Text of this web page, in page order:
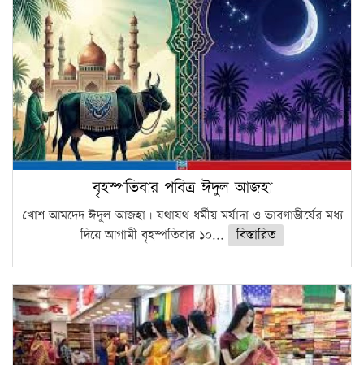
বৃহস্পতিবার পবিত্র ঈদুল আজহা
খোশ আমদেদ ঈদুল আজহা। যথাযথ ধর্মীয় মর্যাদা ও ভাবগাম্ভীর্যের মধ্য
দিয়ে আগামী বৃহস্পতিবার ১০...
বিস্তারিত